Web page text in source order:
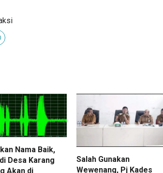
Nama Baik,
Desa Karang
Akan di
Salah Gunakan
Wewenang, Pj Kades